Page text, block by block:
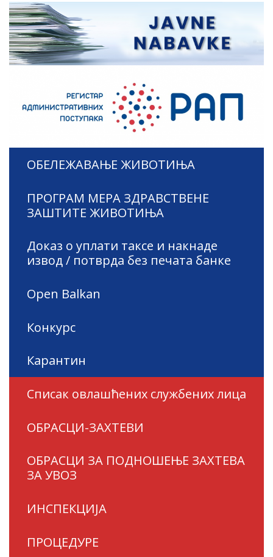
ОБЕЛЕЖАВАЊЕ ЖИВОТИЊА
ПРОГРАМ МЕРА ЗДРАВСТВЕНЕ
ЗАШТИТЕ ЖИВОТИЊА
Доказ о уплати таксе и накнаде
извод / потврда без печата банке
Open Balkan
Конкурс
Карантин
Списак овлашћених службених лица
ОБРАСЦИ-ЗАХТЕВИ
ОБРАСЦИ ЗА ПОДНОШЕЊЕ ЗАХТЕВА
ЗА УВОЗ
ИНСПЕКЦИЈА
ПРОЦЕДУРЕ